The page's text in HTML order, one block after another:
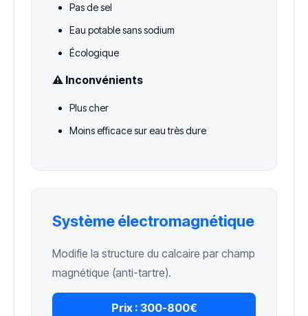
Pas de sel
Eau potable sans sodium
Écologique
⚠️ Inconvénients
Plus cher
Moins efficace sur eau très dure
Système électromagnétique
Modifie la structure du calcaire par champ
magnétique (anti-tartre).
Prix : 300-800€